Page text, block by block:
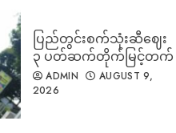
ပြည်တွင်းစက်သုံးဆီဈေး
၃ ပတ်ဆက်တိုက်မြင့်တက်
ADMIN
AUGUST 9,
2026